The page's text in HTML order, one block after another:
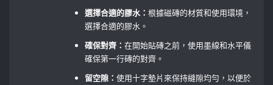
選擇合適的膠水：根據磁磚的材質和使用環境，
選擇合適的膠水。
確保對齊：在開始貼磚之前，使用墨線和水平儀
確保第一行磚的對齊。
留空隙：使用十字墊片來保持縫隙均勻，以便於